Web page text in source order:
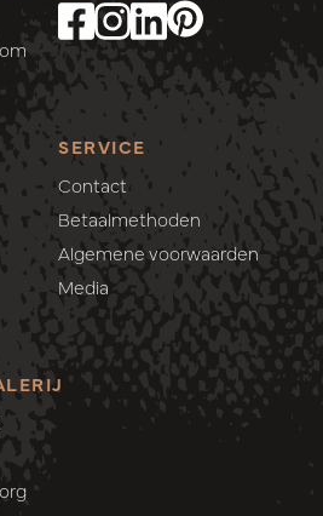
SERVICE
Contact
Betaalmethoden
Algemene voorwaarden
Media